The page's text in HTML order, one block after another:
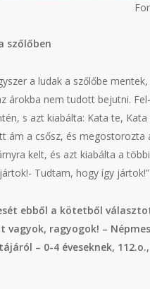
szőlőben
a ludak a szőlőbe
árokba nem tudott bejutni.
s azt kiabálta: Kata te,
ám a csősz, és megostorozta
kelt, és azt kiabálta a
Tudtam, hogy így jártok!”
ebből a kötetből
vagyok, ragyogok! –
– 0-4 éveseknek,